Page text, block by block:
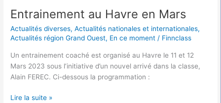
Entrainement au Havre en Mars
Actualités diverses,Actualités nationales et internationales,
Actualités région Grand Ouest, En ce moment / Finnclass
Un entrainement coaché est organisé au Havre le 11 et 12
Mars 2023 sous l’initiative d’un nouvel arrivé dans la classe,
Alain FEREC. Ci-dessous la programmation :
Lire la suite »